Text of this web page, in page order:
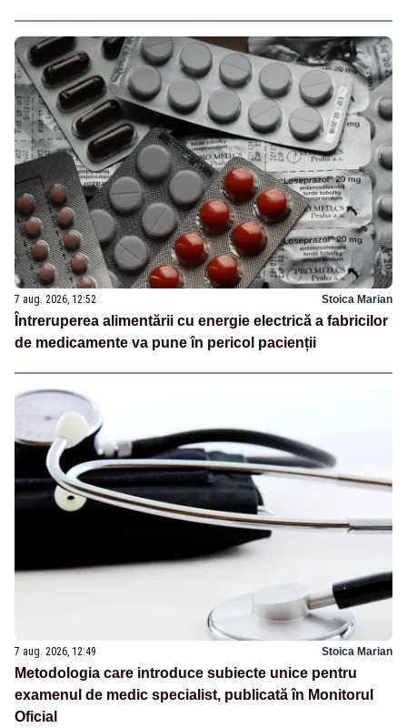
7 aug. 2026, 12:52 Stoica Marian
Întreruperea alimentării cu energie electrică a fabricilor
de medicamente va pune în pericol pacienții
7 aug. 2026, 12:49 Stoica Marian
Metodologia care introduce subiecte unice pentru
examenul de medic specialist, publicată în Monitorul
Oficial